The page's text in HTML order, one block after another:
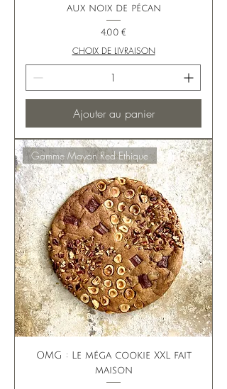
aux noix de pécan
Prix
4,00 €
CHOIX DE LIVRAISON
Ajouter au panier
Gamme Mayan Red Ethique
OMG : Le méga cookie XXL fait
maison